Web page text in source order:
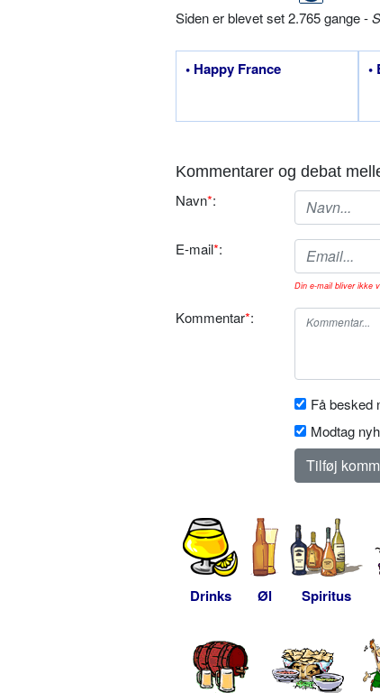
Siden er blevet set 2.765 gange -
• Happy France •
Kommentarer og debat
Navn*:
E-mail*:
Din e-mail bliver ikke
Kommentar*:
Få besked
Modtag
Drinks Øl Spiritus